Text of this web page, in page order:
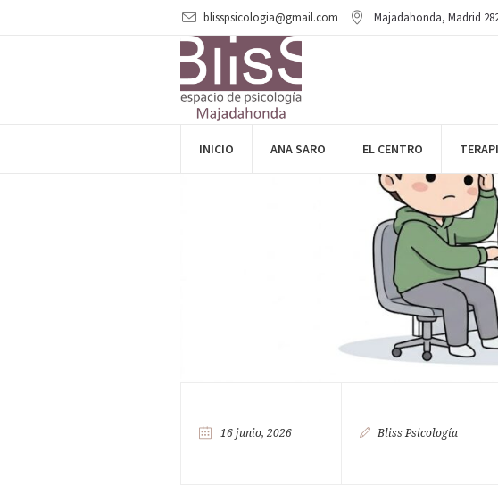
blisspsicologia@gmail.com Majadahonda, Madrid
INICIO ANA SARO EL CENTRO
16 junio, 2026 Bliss Psicología